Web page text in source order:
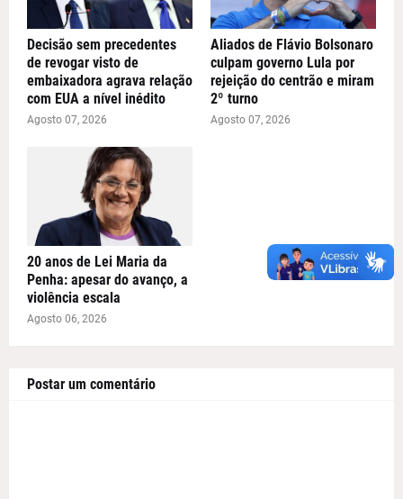
Decisão sem precedentes
de revogar visto de
embaixadora agrava relação
com EUA a nível inédito
Agosto 07, 2026
Aliados de Flávio Bolsonaro
culpam governo Lula por
rejeição do centrão e miram
2º turno
Agosto 07, 2026
20 anos de Lei Maria da
Penha: apesar do avanço, a
violência escala
Agosto 06, 2026
Postar um comentário